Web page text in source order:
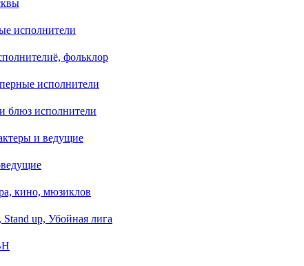
исполнители
фольклор
исполнители
блюз исполнители
и ведущие
кино, мюзиклов
Stand up, Убойная лига